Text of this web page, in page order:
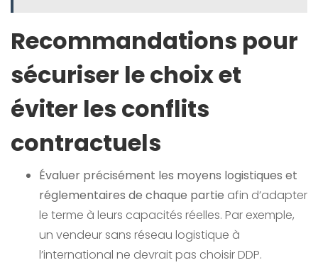
Recommandations pour
sécuriser le choix et
éviter les conflits
contractuels
Évaluer précisément les moyens logistiques et
réglementaires de chaque partie afin d’adapter
le terme à leurs capacités réelles. Par exemple,
un vendeur sans réseau logistique à
l’international ne devrait pas choisir DDP.